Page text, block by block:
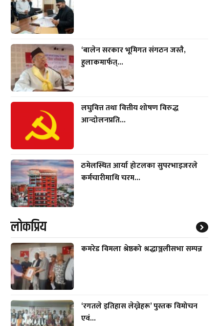
‘बालेन सरकार भूमिगत संगठन जस्तै,
हुलाकमार्फत्...
लघुवित्त तथा वित्तीय शोषण विरुद्ध
आन्दोलनप्रति...
ठमेलस्थित आर्या होटलका सुपरभाइजरले
कर्मचारीमाथि चरम...
लाेकप्रिय
कमरेड विमला श्रेष्ठको श्रद्धाञ्जलीसभा सम्पन्न
‘रगतले इतिहास लेख्नेहरू’ पुस्तक विमोचन
एवं...